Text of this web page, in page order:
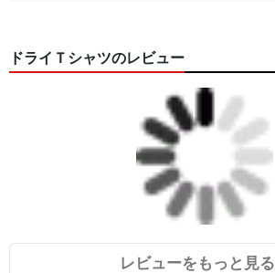
ドライＴシャツのレビュー
レビューをもっと見る